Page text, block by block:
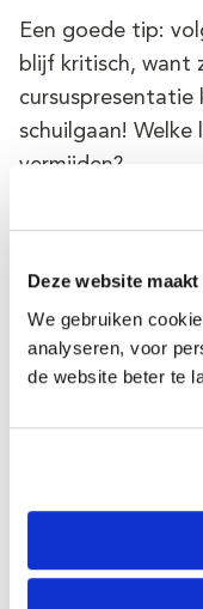
Deze website
We gebruiken
analyseren, voor
de website beter te
Een goede tip:
blijf kritisch, want
cursuspresentatie
schuilgaan!
vermijden?
• Typecursussen
tussen
afbreuk aan de
nog eens slecht
• Gratis online
opzet. Deze
kind, en zijn